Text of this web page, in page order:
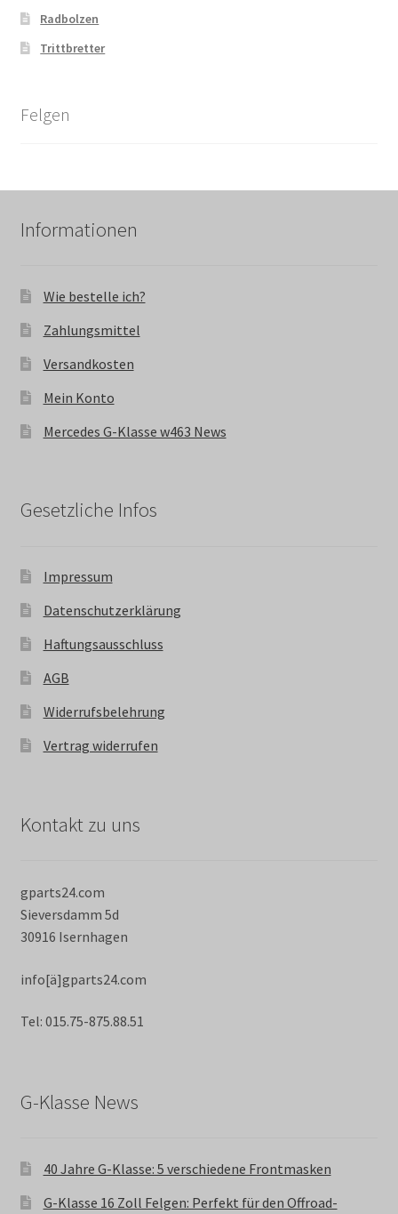
Radbolzen
Trittbretter
Felgen
Informationen
Wie bestelle ich?
Zahlungsmittel
Versandkosten
Mein Konto
Mercedes G-Klasse w463 News
Gesetzliche Infos
Impressum
Datenschutzerklärung
Haftungsausschluss
AGB
Widerrufsbelehrung
Vertrag widerrufen
Kontakt zu uns
gparts24.com
Sieversdamm 5d
30916 Isernhagen
info[ä]gparts24.com
Tel: 015.75-875.88.51
G-Klasse News
40 Jahre G-Klasse: 5 verschiedene Frontmasken
G-Klasse 16 Zoll Felgen: Perfekt für den Offroad-